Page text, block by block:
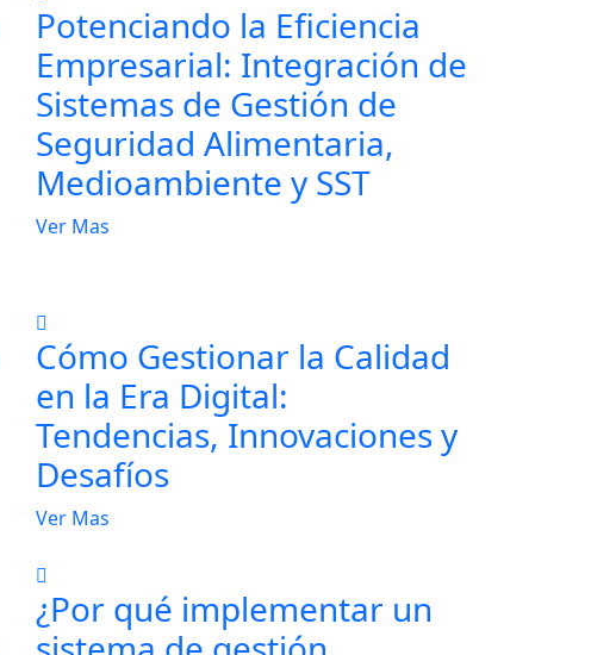
Potenciando la Eficiencia
Empresarial: Integración de
Sistemas de Gestión de
Seguridad Alimentaria,
Medioambiente y SST
Ver Mas
Cómo Gestionar la Calidad
en la Era Digital:
Tendencias, Innovaciones y
Desafíos
Ver Mas
¿Por qué implementar un